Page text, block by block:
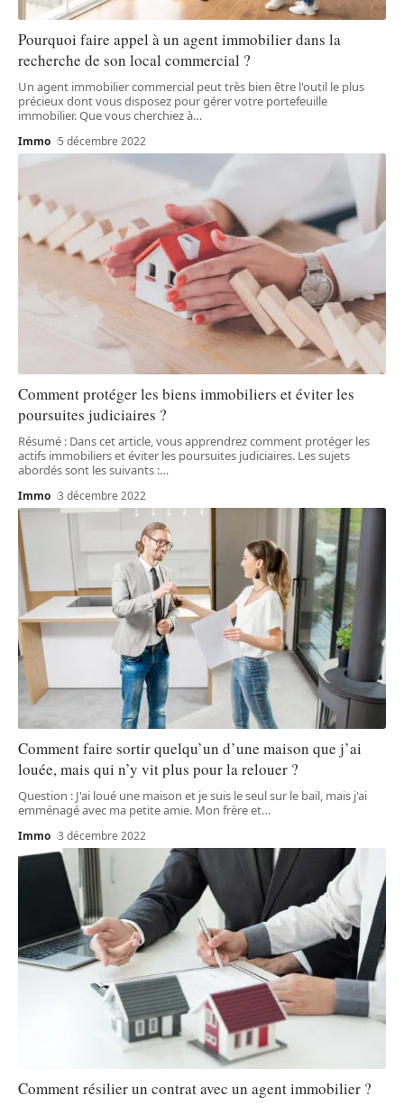
Pourquoi faire appel à un agent immobilier dans la
recherche de son local commercial ?
Un agent immobilier commercial peut très bien être l'outil le plus
précieux dont vous disposez pour gérer votre portefeuille
immobilier. Que vous cherchiez à…
Immo 5 décembre 2022
Comment protéger les biens immobiliers et éviter les
poursuites judiciaires ?
Résumé : Dans cet article, vous apprendrez comment protéger les
actifs immobiliers et éviter les poursuites judiciaires. Les sujets
abordés sont les suivants :…
Immo 3 décembre 2022
Comment faire sortir quelqu’un d’une maison que j’ai
louée, mais qui n’y vit plus pour la relouer ?
Question : J'ai loué une maison et je suis le seul sur le bail, mais j'ai
emménagé avec ma petite amie. Mon frère et…
Immo 3 décembre 2022
Comment résilier un contrat avec un agent immobilier ?